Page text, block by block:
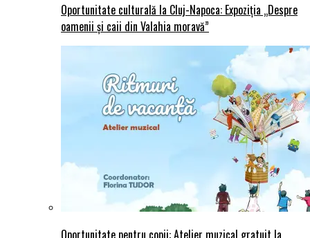
Oportunitate culturală la Cluj-Napoca: Expoziția „Despre
oamenii și caii din Valahia moravă”
Oportunitate pentru copii: Atelier muzical gratuit la